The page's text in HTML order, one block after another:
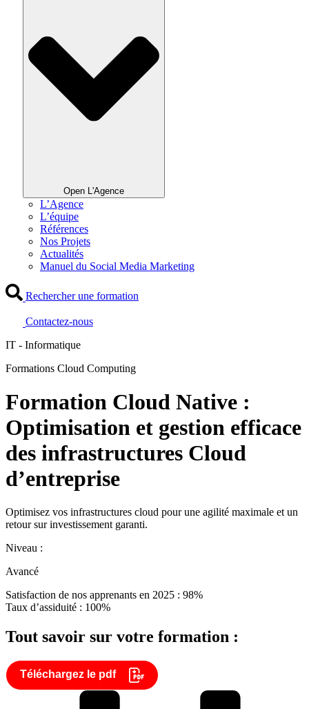
Open L'Agence
L’Agence
L’équipe
Références
Nos Projets
Actualités
Manuel du Social Media Marketing
Rechercher une formation
Contactez-nous
IT - Informatique
Formations Cloud Computing
Formation Cloud Native :
Optimisation et gestion efficace
des infrastructures Cloud
d’entreprise
Optimisez vos infrastructures cloud pour une agilité maximale et un
retour sur investissement garanti.
Niveau :
Avancé
Satisfaction de nos apprenants en 2025 : 98%
Taux d’assiduité : 100%
Tout savoir sur votre formation :
Téléchargez le pdf